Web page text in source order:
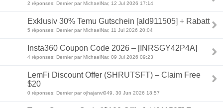
2 réponses: Dernier par MichaelNar, 12 Jul 2026 17:14
Exklusiv 30% Temu Gutschein [ald911505] + Rabatt
5 réponses: Dernier par MichaelNar, 11 Jul 2026 20:04
Insta360 Coupon Code 2026 – [INRSGY42P4A]
4 réponses: Dernier par MichaelNar, 09 Jul 2026 09:23
LemFi Discount Offer (SHRUTSFT) – Claim Free
$20
0 réponses: Dernier par ojhajanvi049, 30 Jun 2026 18:57